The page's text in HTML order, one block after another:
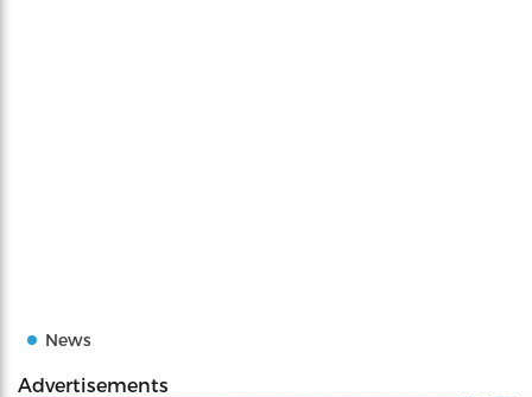
News
Advertisements